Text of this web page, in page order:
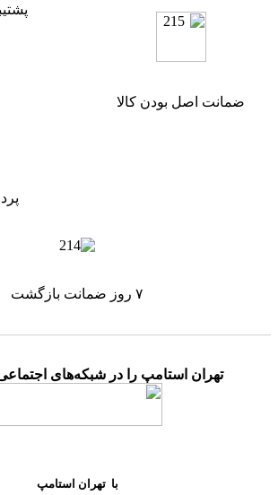
پشتیبانی
ضمانت اصل بودن کالا
۷ روز ضمانت بازگشت
تهران استامپ را در شبکه‌های اجتماعی
با تهران استامپ